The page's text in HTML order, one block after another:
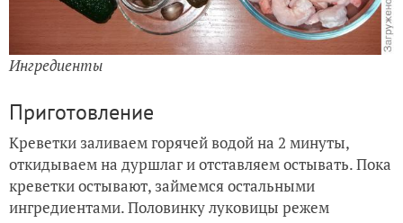
Ингредиенты
Приготовление
Креветки заливаем горячей водой на 2 минуты,
откидываем на дуршлаг и отставляем остывать. Пока
креветки остывают, займемся остальными
ингредиентами. Половинку луковицы режем